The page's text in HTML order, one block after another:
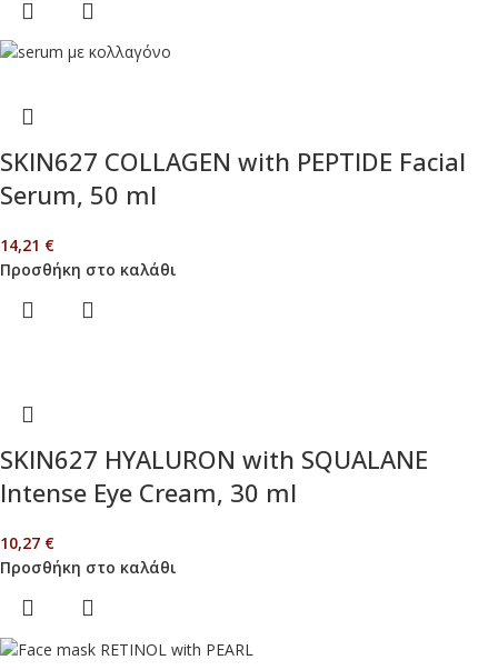
SKIN627 COLLAGEN with PEPTIDE Facial
Serum, 50 ml
14,21 €
Προσθήκη στο καλάθι
SKIN627 HYALURON with SQUALANE
Intense Eye Cream, 30 ml
10,27 €
Προσθήκη στο καλάθι